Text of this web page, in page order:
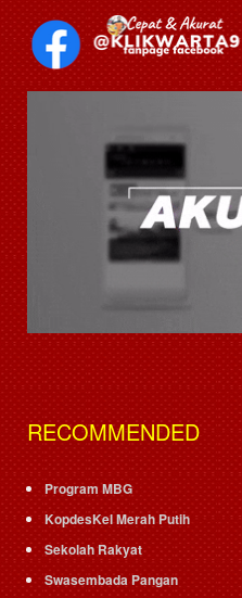
RECOMMENDED
Program MBG
KopdesKel Merah Putih
Sekolah Rakyat
Swasembada Pangan